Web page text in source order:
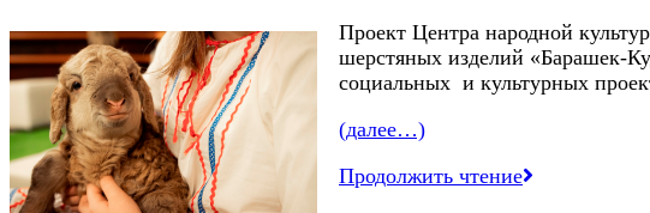
историко-
краеведческого
музея
в
содружестве
с
юными
Проект Центра народной
шерстяных изделий «Барашек-
социальных и культурных
(далее…)
Продолжить чтение20